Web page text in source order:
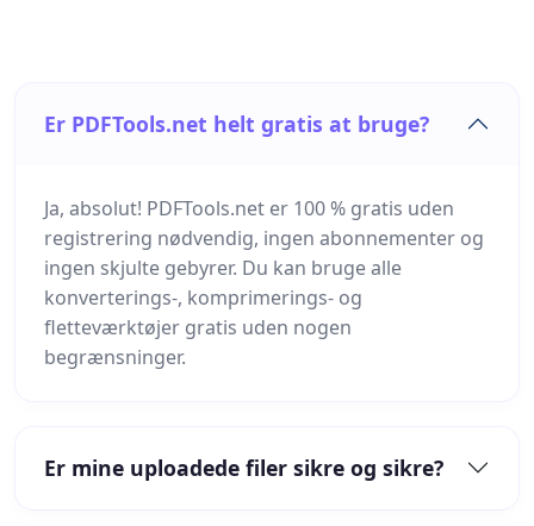
Er PDFTools.net helt gratis at bruge?
Ja, absolut! PDFTools.net er 100 % gratis uden
registrering nødvendig, ingen abonnementer og
ingen skjulte gebyrer. Du kan bruge alle
konverterings-, komprimerings- og
fletteværktøjer gratis uden nogen
begrænsninger.
Er mine uploadede filer sikre og sikre?